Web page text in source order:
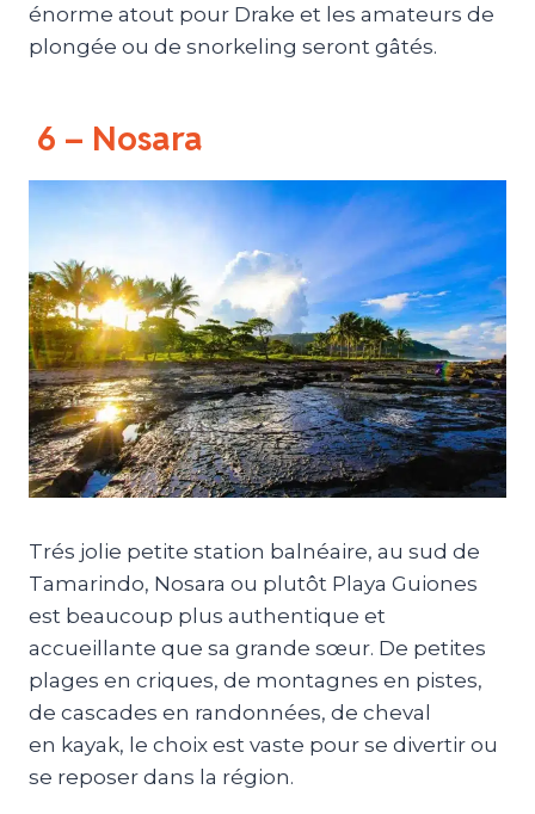
énorme atout pour Drake et les amateurs de
plongée ou de snorkeling seront gâtés.
6 – Nosara
Trés jolie petite station balnéaire, au sud de
Tamarindo, Nosara ou plutôt Playa Guiones
est beaucoup plus authentique et
accueillante que sa grande sœur. De petites
plages en criques, de montagnes en pistes,
de cascades en randonnées, de cheval
en kayak, le choix est vaste pour se divertir ou
se reposer dans la région.